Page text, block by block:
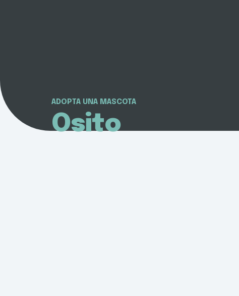
ADOPTA UNA MASCOTA
Osito